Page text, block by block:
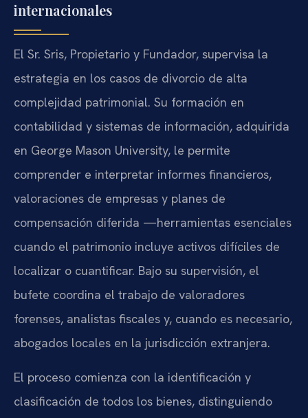
internacionales
El Sr. Sris, Propietario y Fundador, supervisa la
estrategia en los casos de divorcio de alta
complejidad patrimonial. Su formación en
contabilidad y sistemas de información, adquirida
en George Mason University, le permite
comprender e interpretar informes financieros,
valoraciones de empresas y planes de
compensación diferida —herramientas esenciales
cuando el patrimonio incluye activos difíciles de
localizar o cuantificar. Bajo su supervisión, el
bufete coordina el trabajo de valoradores
forenses, analistas fiscales y, cuando es necesario,
abogados locales en la jurisdicción extranjera.
El proceso comienza con la identificación y
clasificación de todos los bienes, distinguiendo